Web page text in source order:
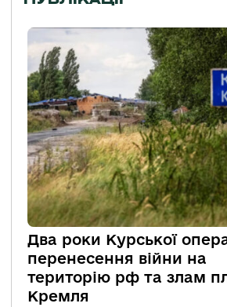
Два роки Курської
перенесення війни на
територію рф та злам
Кремля